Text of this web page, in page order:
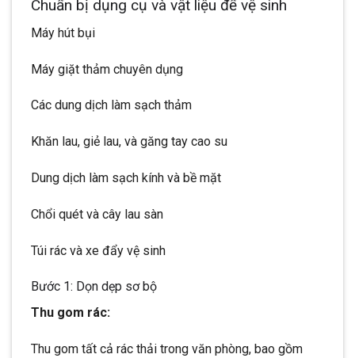
Chuẩn bị dụng cụ và vật liệu để vệ sinh
Máy hút bụi
Máy giặt thảm chuyên dụng
Các dung dịch làm sạch thảm
Khăn lau, giẻ lau, và găng tay cao su
Dung dịch làm sạch kính và bề mặt
Chổi quét và cây lau sàn
Túi rác và xe đẩy vệ sinh
Bước 1: Dọn dẹp sơ bộ
Thu gom rác:
Thu gom tất cả rác thải trong văn phòng, bao gồm